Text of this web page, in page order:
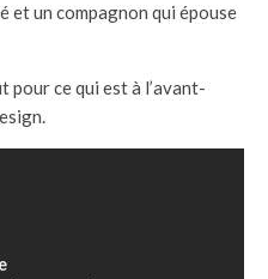
un compagnon qui épouse
ce qui est à l’avant-